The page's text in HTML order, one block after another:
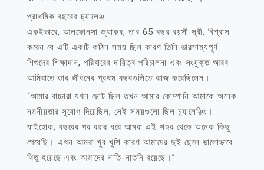
প্রাথমিক বছরের চ্যালেঞ্জ
একইভাবে, আলফোনসা জ্যাকব, তার 65 বছর বয়সী স্ত্রী, বিশ্বাস
করেন যে এটি একটি কঠিন সময় ছিল কারণ তিনি ভারসাম্যপূর্ণ
শিশুদের শিক্ষাদান, পরিবারের দায়িত্ব পরিচালনা এবং সংযুক্ত আরব
আমিরাতে তার জীবনের প্রথম বছরগুলিতে কাজ করেছিলেন।
“আমার বাচ্চারা যখন ছোট ছিল তখন আমার কোম্পানি আমাকে অনেক
নমনীয়তার সুযোগ দিয়েছিল, সেই সময়গুলো ছিল চ্যালেঞ্জিং।
যাইহোক, বছরের পর বছর ধরে আমরা এই শহর থেকে অনেক কিছু
পেয়েছি। এখন আমরা খুব খুশি কারণ আমাদের দুই ছেলে ভালোভাবে
থিতু হয়েছে এবং আমাদের নাতি-নাতনি রয়েছে।”